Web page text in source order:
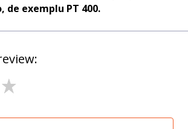
de exemplu PT 400.